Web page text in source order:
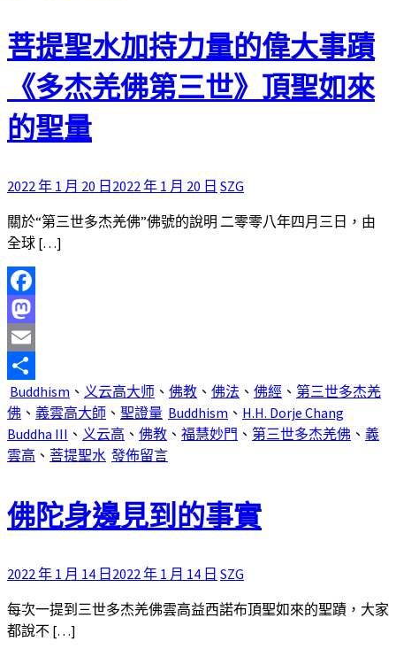
菩提聖水加持力量的偉大事蹟
《多杰羌佛第三世》頂聖如來
的聖量
2022 年 1 月 20 日 2022 年 1 月 20 日 SZG
關於“第三世多杰羌佛”佛號的說明 二零零八年四月三日，由
全球 […]
Facebook
Mastodon
Email
分
享
Buddhism 、 义云高大师 、 佛教 、 佛法 、 佛經 、 第三世多杰羌
佛 、 義雲高大師 、 聖證量 Buddhism 、 H.H. Dorje Chang
Buddha III 、 义云高 、 佛教 、 福慧妙門 、 第三世多杰羌佛 、 義
雲高 、 菩提聖水 發佈留言
佛陀身邊見到的事實
2022 年 1 月 14 日 2022 年 1 月 14 日 SZG
每次一提到三世多杰羌佛雲高益西諾布頂聖如來的聖蹟，大家
都說不 […]